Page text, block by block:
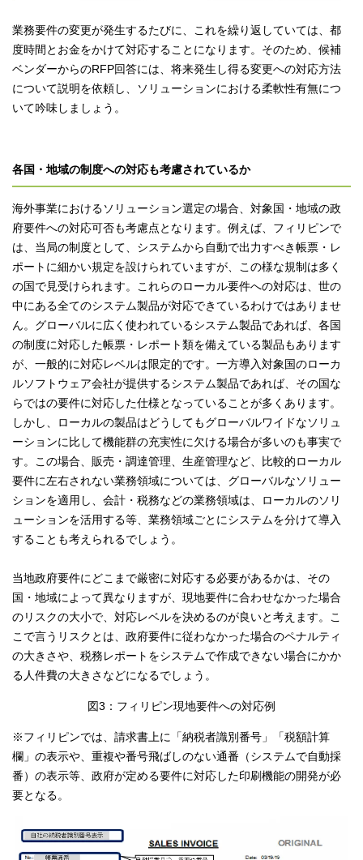
業務要件の変更が発生するたびに、これを繰り返していては、都
度時間とお金をかけて対応することになります。そのため、候補
ベンダーからのRFP回答には、将来発生し得る変更への対応方法
について説明を依頼し、ソリューションにおける柔軟性有無につ
いて吟味しましょう。
各国・地域の制度への対応も考慮されているか
海外事業におけるソリューション選定の場合、対象国・地域の政
府要件への対応可否も考慮点となります。例えば、フィリピンで
は、当局の制度として、システムから自動で出力すべき帳票・レ
ポートに細かい規定を設けられていますが、この様な規制は多く
の国で見受けられます。これらのローカル要件への対応は、世の
中にある全てのシステム製品が対応できているわけではありませ
ん。グローバルに広く使われているシステム製品であれば、各国
の制度に対応した帳票・レポート類を備えている製品もあります
が、一般的に対応レベルは限定的です。一方導入対象国のローカ
ルソフトウェア会社が提供するシステム製品であれば、その国な
らではの要件に対応した仕様となっていることが多くあります。
しかし、ローカルの製品はどうしてもグローバルワイドなソリュ
ーションに比して機能群の充実性に欠ける場合が多いのも事実で
す。この場合、販売・調達管理、生産管理など、比較的ローカル
要件に左右されない業務領域については、グローバルなソリュー
ションを適用し、会計・税務などの業務領域は、ローカルのソリ
ューションを活用する等、業務領域ごとにシステムを分けて導入
することも考えられるでしょう。
当地政府要件にどこまで厳密に対応する必要があるかは、その
国・地域によって異なりますが、現地要件に合わせなかった場合
のリスクの大小で、対応レベルを決めるのが良いと考えます。こ
こで言うリスクとは、政府要件に従わなかった場合のペナルティ
の大きさや、税務レポートをシステムで作成できない場合にかか
る人件費の大きさなどになるでしょう。
図3：フィリピン現地要件への対応例
※フィリピンでは、請求書上に「納税者識別番号」「税額計算
欄」の表示や、重複や番号飛ばしのない通番（システムで自動採
番）の表示等、政府が定める要件に対応した印刷機能の開発が必
要となる。